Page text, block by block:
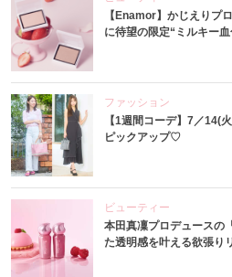
【Enamor】かじえりプ
に待望の限定“ミルキー血
ファッション
【1週間コーデ】7／14(
ピックアップ♡
ビューティー
本田真凜プロデュースの
た透明感を叶える欲張り